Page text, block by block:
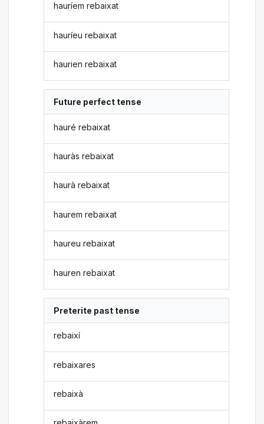
hauríem rebaixat
hauríeu rebaixat
haurien rebaixat
Future perfect tense
hauré rebaixat
hauràs rebaixat
haurà rebaixat
haurem rebaixat
haureu rebaixat
hauren rebaixat
Preterite past tense
rebaixí
rebaixares
rebaixà